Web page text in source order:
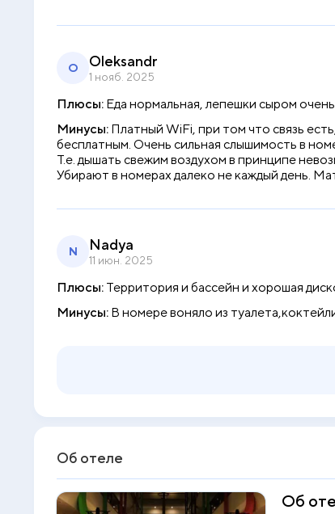
O Oleksandr
1 нояб. 2025
Плюсы: Еда нормальная, лепешки сыром
Минусы: Платный WiFi, при том что связь
бесплатным. Очень сильная слышимость в
Т.е. дышать свежим воздухом в принципе
Убирают в номерах далеко не каждый день.
N Nadya
11 июн. 2025
Плюсы: Территория и бассейн и хорошая
Минусы: В номере воняло из
Об отеле
Об